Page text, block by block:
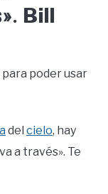
Bill
para poder usar
del cielo, hay
a través». Te